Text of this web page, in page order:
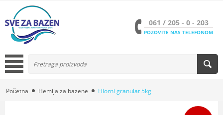
061 / 205 - 0 - 203
POZOVITE NAS TELEFONOM
Početna Hemija za bazene Hlorni granulat 5kg